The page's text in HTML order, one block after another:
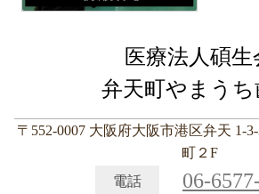
医療法人碩生
弁天町やまうち
〒552-0007 大阪府大阪市港区弁天 1-
町２F
電話
06-